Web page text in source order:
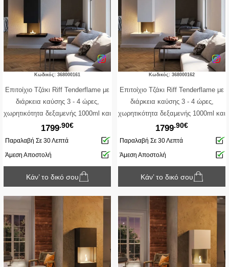
Κωδικός: 368000161
Επιτοίχιο Tζάκι Riff Tenderflame με
διάρκεια καύσης 3 - 4 ώρες,
χωρητικότητα δεξαμενής 1000ml και
διαστάσεις 100x40x173cm - Black
1799.90€
Παραλαβή Σε 30 Λεπτά
Άμεση Αποστολή
Κάν’ το δικό σου
Κωδικός: 368000162
Επιτοίχιο Tζάκι Riff Tenderflame με
διάρκεια καύσης 3 - 4 ώρες,
χωρητικότητα δεξαμενής 1000ml και
διαστάσεις 100x40x173cm - White
1799.90€
Παραλαβή Σε 30 Λεπτά
Άμεση Αποστολή
Κάν’ το δικό σου